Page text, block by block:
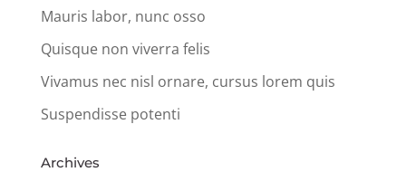
Mauris labor, nunc osso
Quisque non viverra felis
Vivamus nec nisl ornare, cursus lorem quis
Suspendisse potenti
Archives